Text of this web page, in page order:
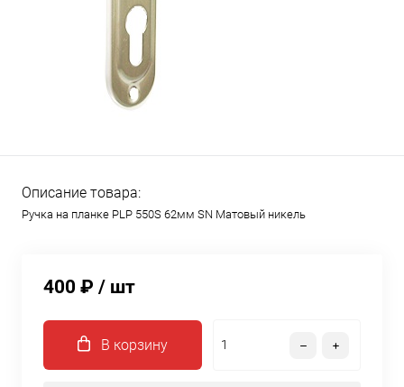
Описание товара:
Ручка на планке PLP 550S 62мм SN Матовый никель
400 ₽ / шт
В корзину